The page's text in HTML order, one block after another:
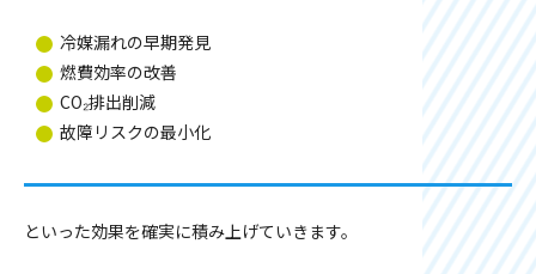
冷媒漏れの早期発見
燃費効率の改善
CO₂排出削減
故障リスクの最小化
といった効果を確実に積み上げていきます。